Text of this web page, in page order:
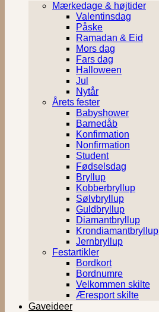
Mærkedage & højtider
Valentinsdag
Påske
Ramadan & Eid
Mors dag
Fars dag
Halloween
Jul
Nytår
Årets fester
Babyshower
Barnedåb
Konfirmation
Nonfirmation
Student
Fødselsdag
Bryllup
Kobberbryllup
Sølvbryllup
Guldbryllup
Diamantbryllup
Krondiamantbryllup
Jernbryllup
Festartikler
Bordkort
Bordnumre
Velkommen skilte
Æresport skilte
Gaveideer